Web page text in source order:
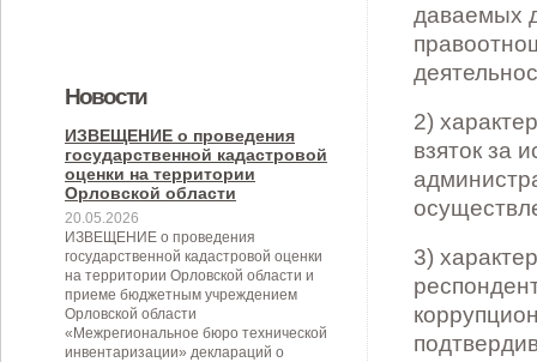
района Орловской области
Новости
ИЗВЕЩЕНИЕ о проведения
государственной кадастровой
оценки на территории
Орловской области
20.05.2026
ИЗВЕЩЕНИЕ о проведения
государственной кадастровой оценки
на территории Орловской области и
приеме бюджетным учреждением
Орловской области
«Межрегиональное бюро технической
инвентаризации» деклараций о
даваемых
2)
взяток за
3)